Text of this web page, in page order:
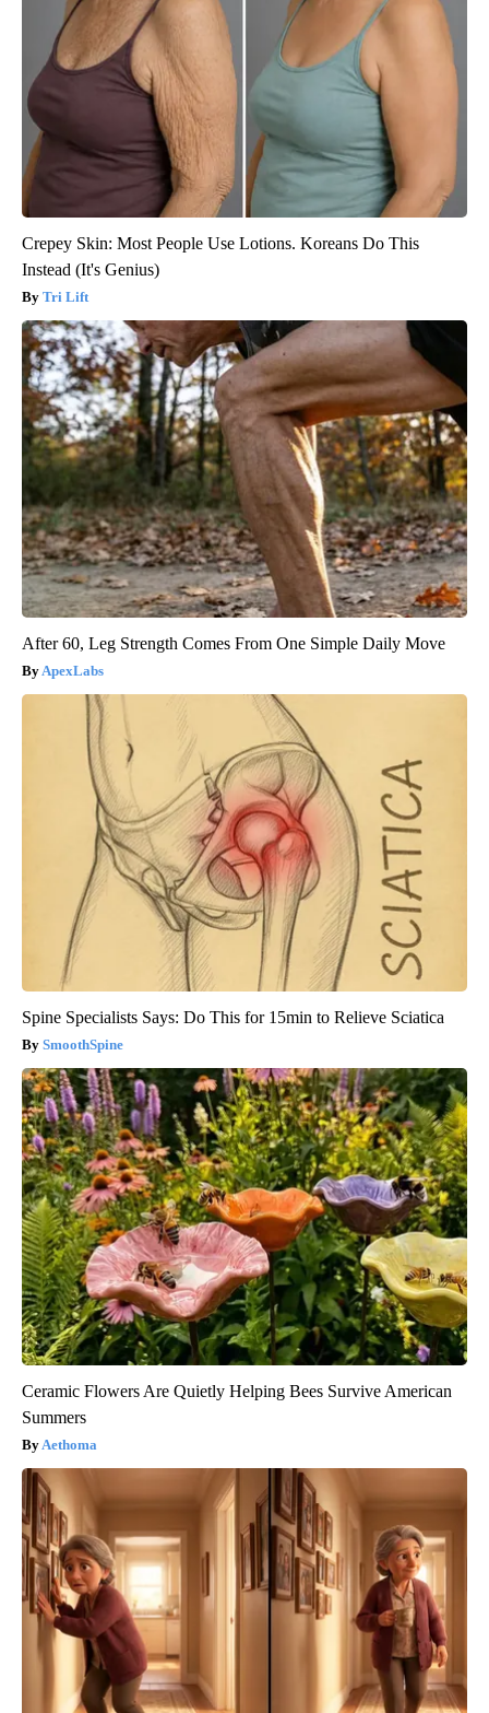
Crepey Skin: Most People Use Lotions. Koreans Do This
Instead (It's Genius)
Tri Lift
After 60, Leg Strength Comes From One Simple Daily Move
ApexLabs
Spine Specialists Says: Do This for 15min to Relieve Sciatica
SmoothSpine
Ceramic Flowers Are Quietly Helping Bees Survive American
Summers
Aethoma